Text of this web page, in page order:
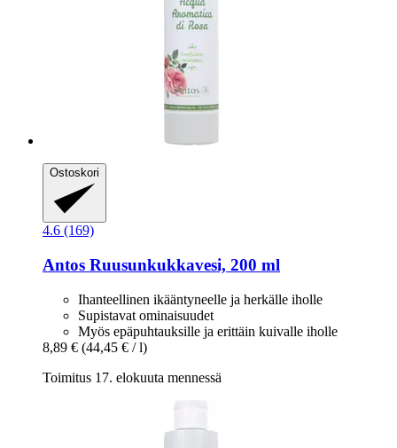
Ostoskori
4.6 (169)
Antos Ruusunkukkavesi, 200 ml
Ihanteellinen ikääntyneelle ja herkälle iholle
Supistavat ominaisuudet
Myös epäpuhtauksille ja erittäin kuivalle iholle
8,89 € (44,45 € / l)
Toimitus 17. elokuuta mennessä